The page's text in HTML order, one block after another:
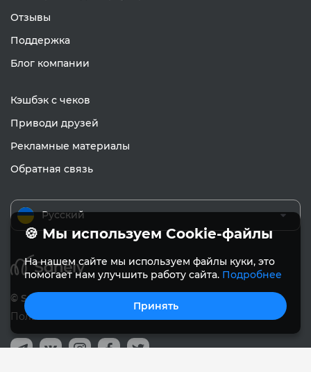
Отзывы
Поддержка
Блог компании
Кэшбэк с чеков
Приводи друзей
Рекламные материалы
Обратная связь
Русский
© Sanely 2017 – 2026
Пользовательское соглашение
🍪 Мы используем Cookie-файлы
На нашем сайте мы используем файлы куки, это
помогает нам улучшить работу сайта. Подробнее
Принять